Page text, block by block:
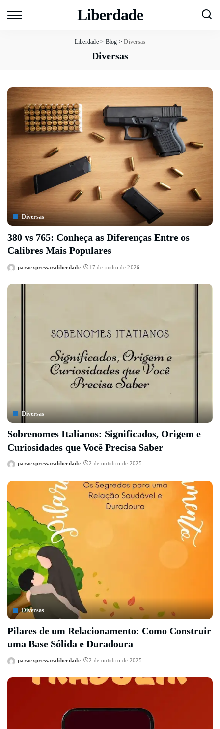
Liberdade
Liberdade> Blog >Diversas
Diversas
Diversas
380 vs 765: Conheça as Diferenças Entre os
Calibres Mais Populares
Posted
paraexpressaraliberdade 17 de junho de 2026
Diversas
Sobrenomes Italianos: Significados, Origem e
Curiosidades que Você Precisa Saber
Posted
paraexpressaraliberdade 2 de outubro de 2025
Diversas
Pilares de um Relacionamento: Como Construir
uma Base Sólida e Duradoura
Posted
paraexpressaraliberdade 2 de outubro de 2025